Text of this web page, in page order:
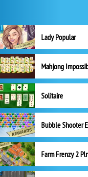
Lady Popular
Mahjong
Solitaire